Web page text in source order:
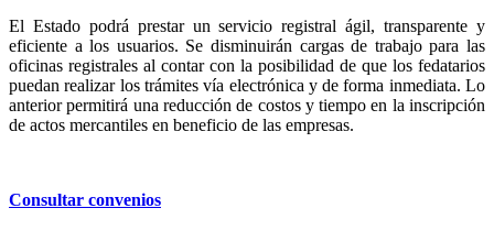
El Estado podrá prestar un servicio registral ágil, transparente y
eficiente a los usuarios. Se disminuirán cargas de trabajo para las
oficinas registrales al contar con la posibilidad de que los fedatarios
puedan realizar los trámites vía electrónica y de forma inmediata. Lo
anterior permitirá una reducción de costos y tiempo en la inscripción
de actos mercantiles en beneficio de las empresas.
Consultar convenios